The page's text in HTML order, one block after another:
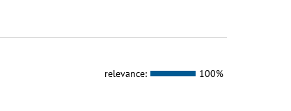
relevance: 100%